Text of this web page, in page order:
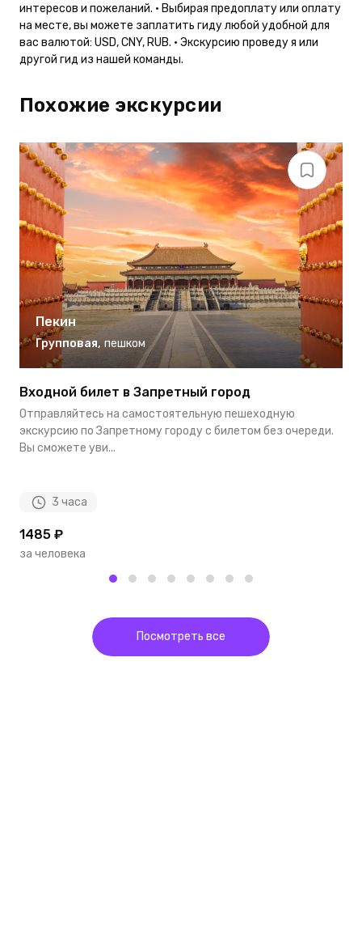
интересов и пожеланий. • Выбирая предоплату или оплату
на месте, вы можете заплатить гиду любой удобной для
вас валютой: USD, CNY, RUB. • Экскурсию проведу я или
другой гид из нашей команды.
Похожие экскурсии
Пекин
Групповая, пешком
Входной билет в Запретный город
Отправляйтесь на самостоятельную пешеходную
экскурсию по Запретному городу с билетом без очереди.
Вы сможете уви...
3 часа
1485 ₽
за человека
Посмотреть все